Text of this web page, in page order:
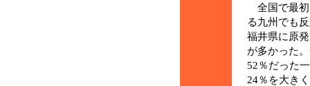
全国で最初
る九州でも
福井県に原
が多かった
52％だった
24％を大き